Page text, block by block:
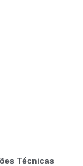
Técnicas